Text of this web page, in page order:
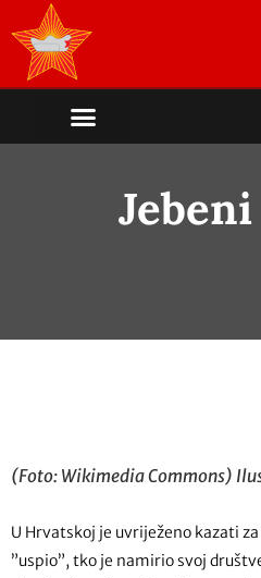
(Foto: Wikimedia Commons)
U Hrvatskoj je uvriježeno kazati
”uspio”, tko je namirio svoj